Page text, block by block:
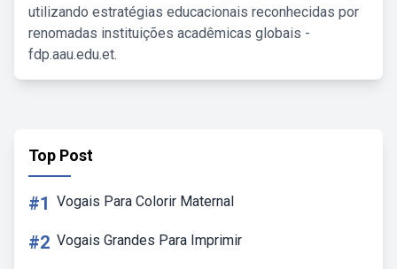
utilizando estratégias educacionais reconhecidas por
renomadas instituições acadêmicas globais -
fdp.aau.edu.et.
Top Post
#1 Vogais Para Colorir Maternal
#2 Vogais Grandes Para Imprimir